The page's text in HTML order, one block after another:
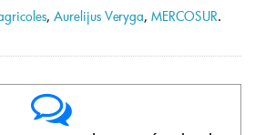
, Aurelijus Veryga, MERCOSUR.